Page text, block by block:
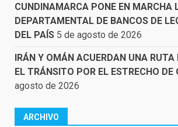
CUNDINAMARCA PONE EN MARCHA
DEPARTAMENTAL DE BANCOS DE
DEL PAÍS 5 de agosto de 2026
IRÁN Y OMÁN ACUERDAN UNA RUTA
EL TRÁNSITO POR EL ESTRECHO DE
agosto de 2026
ARCHIVO